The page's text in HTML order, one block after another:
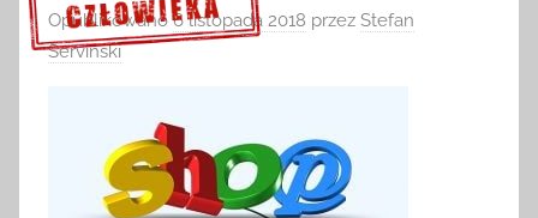
Opublikowano6 listopada 2018 przez Stefan
Serviński